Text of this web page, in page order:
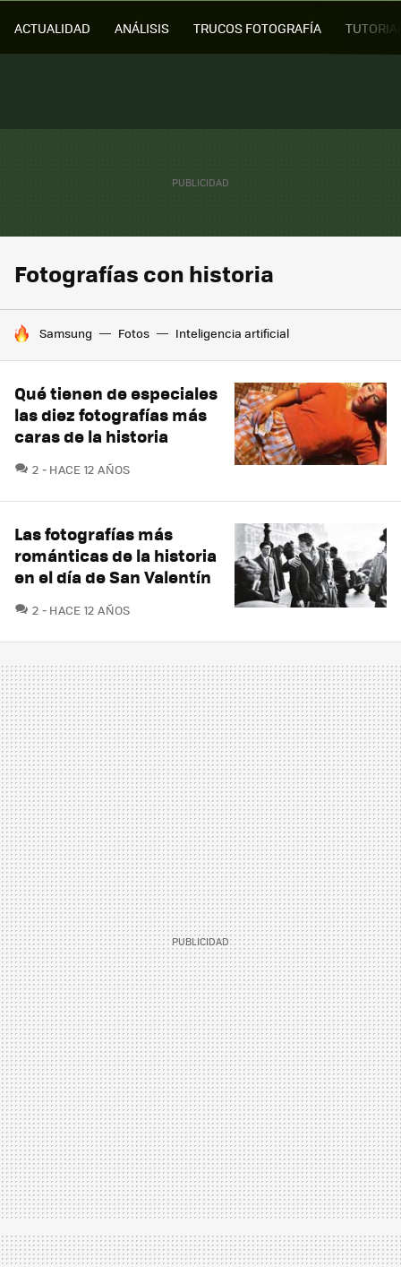
ACTUALIDAD ANÁLISIS TRUCOS FOTOGRAFÍA
Fotografías con historia
HOY SE HABLA DE
Samsung Fotos Inteligencia artificial
Qué tienen de especiales
las diez fotografías más
caras de la historia
2 COMENTARIOS
HACE 12 AÑOS
Las fotografías más
románticas de la historia
en el día de San Valentín
2 COMENTARIOS
HACE 12 AÑOS